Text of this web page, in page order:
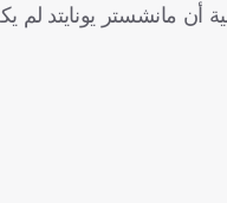
أن مانشستر يونايتد لم